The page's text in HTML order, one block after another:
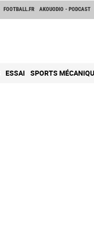
FOOTBALL.FR AKOUODIO - PODCAST
ESSAI SPORTS